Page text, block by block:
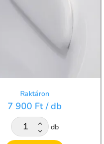
Raktáron
7 900 Ft / db
db